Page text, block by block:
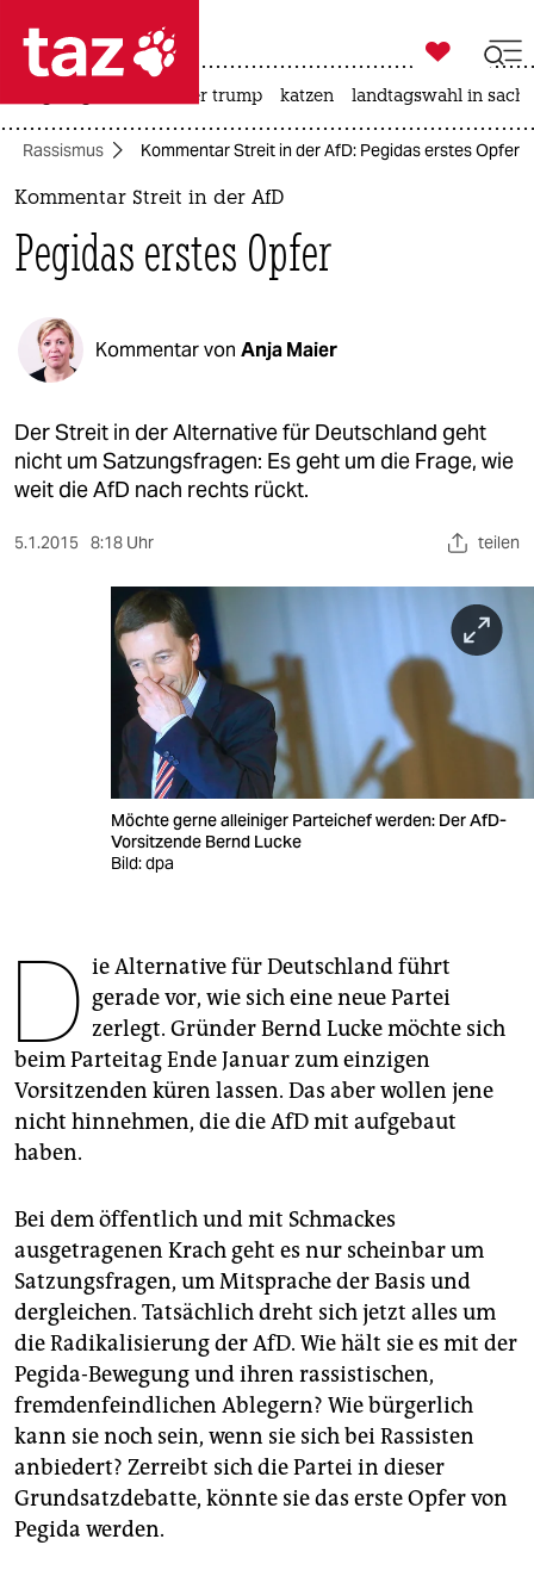
 taz zahl ich
taz zahl ich
politik
öko
gesellschaft
kultur
sport
berlin
veranstaltungen
genossenschaft
epaper login

taz zahl ich
usa unter trump katzen landtagswahl in
Rassismus Kommentar Streit in der AfD: Pegidas erstes Opfer
Kommentar Streit in der AfD
Pegidas erstes Opfer
Kommentar von Anja Maier
Der Streit in der Alternative für Deutschland geht
nicht um Satzungsfragen: Es geht um die Frage, wie
weit die AfD nach rechts rückt.
5.1.2015 8:18 Uhr teilen
Möchte gerne alleiniger Parteichef werden: Der AfD-
Vorsitzende Bernd Lucke
Bild: dpa
D ie Alternative für Deutschland führt
gerade vor, wie sich eine neue Partei
zerlegt. Gründer Bernd Lucke möchte sich
beim Parteitag Ende Januar zum einzigen
Vorsitzenden küren lassen. Das aber wollen jene
nicht hinnehmen, die die AfD mit aufgebaut
haben.
Bei dem öffentlich und mit Schmackes
ausgetragenen Krach geht es nur scheinbar um
Satzungsfragen, um Mitsprache der Basis und
dergleichen. Tatsächlich dreht sich jetzt alles um
die Radikalisierung der AfD. Wie hält sie es mit der
Pegida-Bewegung und ihren rassistischen,
fremdenfeindlichen Ablegern? Wie bürgerlich
kann sie noch sein, wenn sie sich bei Rassisten
anbiedert? Zerreibt sich die Partei in dieser
Grundsatzdebatte, könnte sie das erste Opfer von
Pegida werden.